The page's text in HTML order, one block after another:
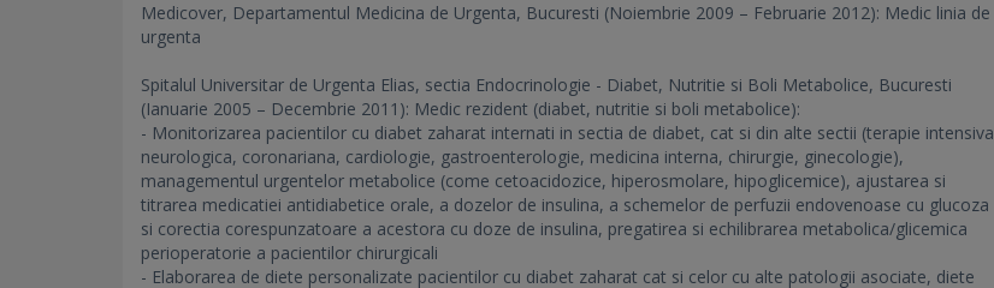
Medicover, Departamentul Medicina de Urgenta, Bucuresti (Noiembrie 2009 – Februarie 2012): Medic linia de
urgenta
Spitalul Universitar de Urgenta Elias, sectia Endocrinologie - Diabet, Nutritie si Boli Metabolice, Bucuresti
(Ianuarie 2005 – Decembrie 2011): Medic rezident (diabet, nutritie si boli metabolice):
- Monitorizarea pacientilor cu diabet zaharat internati in sectia de diabet, cat si din alte sectii (terapie intensiva
neurologica, coronariana, cardiologie, gastroenterologie, medicina interna, chirurgie, ginecologie),
managementul urgentelor metabolice (come cetoacidozice, hiperosmolare, hipoglicemice), ajustarea si
titrarea medicatiei antidiabetice orale, a dozelor de insulina, a schemelor de perfuzii endovenoase cu glucoza
si corectia corespunzatoare a acestora cu doze de insulina, pregatirea si echilibrarea metabolica/glicemica
perioperatorie a pacientilor chirurgicali
- Elaborarea de diete personalizate pacientilor cu diabet zaharat cat si celor cu alte patologii asociate, diete